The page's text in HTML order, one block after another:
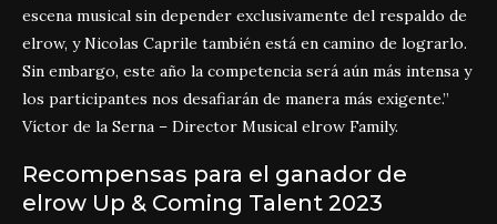
escena musical sin depender exclusivamente del respaldo de
elrow, y Nicolas Caprile también está en camino de lograrlo.
Sin embargo, este año la competencia será aún más intensa y
los participantes nos desafiarán de manera más exigente.”
Víctor de la Serna – Director Musical elrow Family.
Recompensas para el ganador de
elrow Up & Coming Talent 2023